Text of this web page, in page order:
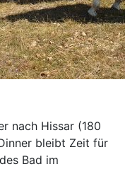
nach Hissar (180
bleibt Zeit für
Bad im